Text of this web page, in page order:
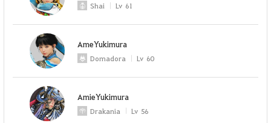
Shai Lv 61
AmeYukimura
Domadora Lv 60
AmieYukimura
Drakania Lv 56